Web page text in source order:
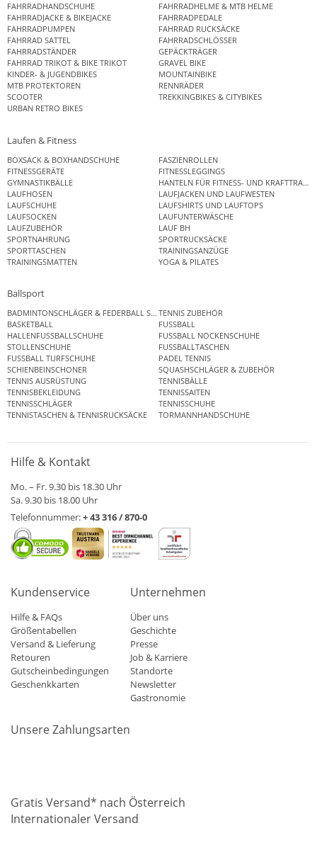
FAHRRADHANDSCHUHE
FAHRRADHELME & MTB HELME
FAHRRADJACKE & BIKEJACKE
FAHRRADPEDALE
FAHRRADPUMPEN
FAHRRAD RUCKSÄCKE
FAHRRAD SATTEL
FAHRRADSCHLÖSSER
FAHRRADSTÄNDER
GEPÄCKTRÄGER
FAHRRAD TRIKOT & BIKE TRIKOT
GRAVEL BIKE
KINDER- & JUGENDBIKES
MOUNTAINBIKE
MTB PROTEKTOREN
RENNRÄDER
SCOOTER
TREKKINGBIKES & CITYBIKES
URBAN RETRO BIKES
Laufen & Fitness
BOXSACK & BOXHANDSCHUHE
FASZIENROLLEN
FITNESSGERÄTE
FITNESSLEGGINGS
GYMNASTIKBÄLLE
HANTELN FÜR FITNESS- UND
LAUFHOSEN
LAUFJACKEN UND LAUFWESTEN
LAUFSCHUHE
LAUFSHIRTS UND LAUFTOPS
LAUFSOCKEN
LAUFUNTERWÄSCHE
LAUFZUBEHÖR
LAUF BH
SPORTNAHRUNG
SPORTRUCKSÄCKE
SPORTTASCHEN
TRAININGSANZÜGE
TRAININGSMATTEN
YOGA & PILATES
Ballsport
BADMINTONSCHLÄGER & FEDERBALL SETSTENNIS ZUBEHÖR
BASKETBALL
FUSSBALL
HALLENFUSSBALLSCHUHE
FUSSBALL NOCKENSCHUHE
STOLLENSCHUHE
FUSSBALLTASCHEN
FUSSBALL TURFSCHUHE
PADEL TENNIS
SCHIENBEINSCHONER
SQUASHSCHLÄGER & ZUBEHÖR
TENNIS AUSRÜSTUNG
TENNISBÄLLE
TENNISBEKLEIDUNG
TENNISSAITEN
TENNISSCHLÄGER
TENNISSCHUHE
TENNISTASCHEN & TENNISRUCKSÄCKE
TORMANNHANDSCHUHE
Hilfe & Kontakt
Mo. – Fr. 9.30 bis 18.30 Uhr
Sa. 9.30 bis 18.00 Uhr
Telefonnummer:+ 43 316 / 870-0
Kundenservice
Hilfe & FAQs
Größentabellen
Versand & Lieferung
Retouren
Gutscheinbedingungen
Geschenkkarten
Unternehmen
Über uns
Geschichte
Presse
Job & Karriere
Standorte
Newsletter
Gastronomie
Unsere Zahlungsarten
Gratis Versand* nach Österreich
Internationaler Versand